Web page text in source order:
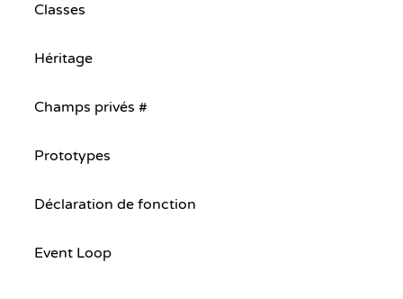
Classes
Héritage
Champs privés #
Prototypes
Déclaration de fonction
Event Loop